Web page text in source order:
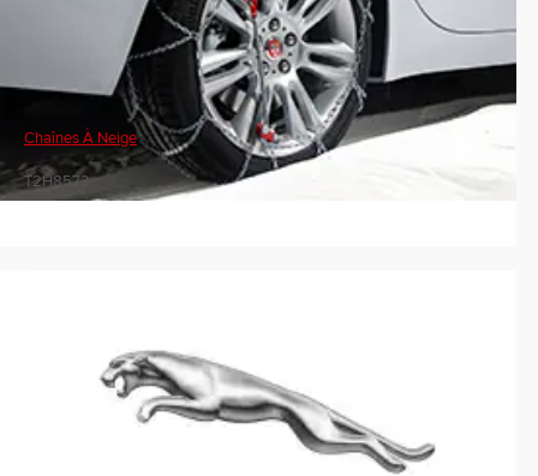
Chaînes À Neige
T2H8573